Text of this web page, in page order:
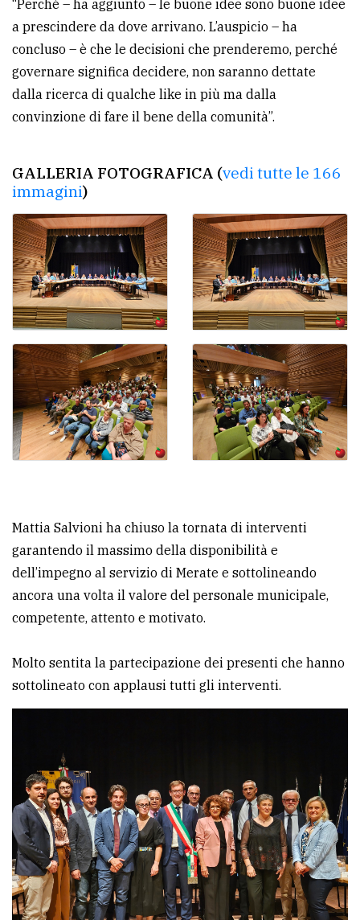
“Perché – ha aggiunto – le buone idee sono buone idee
a prescindere da dove arrivano. L’auspicio – ha
concluso – è che le decisioni che prenderemo, perché
governare significa decidere, non saranno dettate
dalla ricerca di qualche like in più ma dalla
convinzione di fare il bene della comunità”.
GALLERIA FOTOGRAFICA (vedi tutte le 166
immagini)
Mattia Salvioni ha chiuso la tornata di interventi
garantendo il massimo della disponibilità e
dell’impegno al servizio di Merate e sottolineando
ancora una volta il valore del personale municipale,
competente, attento e motivato.
Molto sentita la partecipazione dei presenti che hanno
sottolineato con applausi tutti gli interventi.